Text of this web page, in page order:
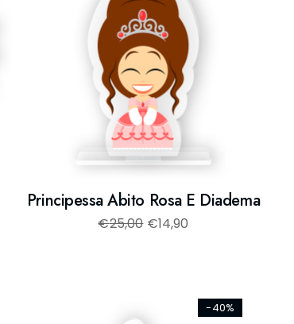
Principessa Abito Rosa E Diadema
€25,00 €14,90
-40%